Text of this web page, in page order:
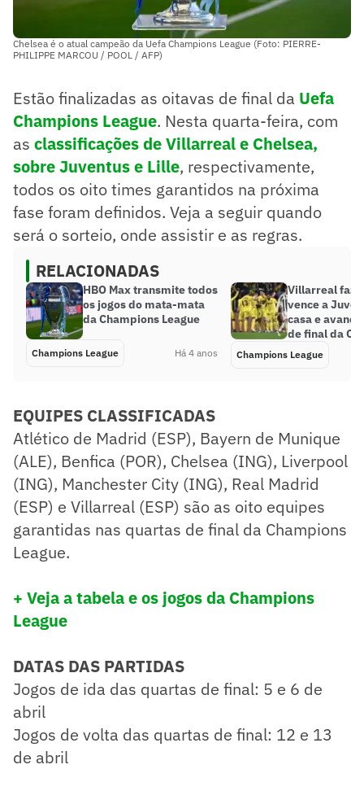
Chelsea é o atual campeão da Uefa Champions League (Foto: PIERRE-
PHILIPPE MARCOU / POOL / AFP)
Estão finalizadas as oitavas de final da Uefa
Champions League. Nesta quarta-feira, com
as classificações de Villarreal e Chelsea,
sobre Juventus e Lille, respectivamente,
todos os oito times garantidos na próxima
fase foram definidos. Veja a seguir quando
será o sorteio, onde assistir e as regras.
RELACIONADAS
HBO Max transmite todos
os jogos do mata-mata
da Champions League
Champions League Há 4 anos
Villarreal faz
vence a
casa e
de final da
Champions League
EQUIPES CLASSIFICADAS
Atlético de Madrid (ESP), Bayern de Munique
(ALE), Benfica (POR), Chelsea (ING), Liverpool
(ING), Manchester City (ING), Real Madrid
(ESP) e Villarreal (ESP) são as oito equipes
garantidas nas quartas de final da Champions
League.
+ Veja a tabela e os jogos da Champions
League
DATAS DAS PARTIDAS
Jogos de ida das quartas de final: 5 e 6 de
abril
Jogos de volta das quartas de final: 12 e 13
de abril